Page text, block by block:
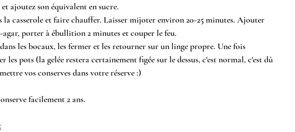
ajoutez son équivalent en sucre.
casserole et faire chauffer. Laisser mijoter environ 20-25 minutes. Ajouter
agar, porter à ébullition 2 minutes et couper le feu.
les bocaux, les fermer et les retourner sur un linge propre. Une fois
les pots (la gelée restera certainement figée sur le dessus, c'est normal, c'est dû
vos conserves dans votre réserve :)
facilement 2 ans.